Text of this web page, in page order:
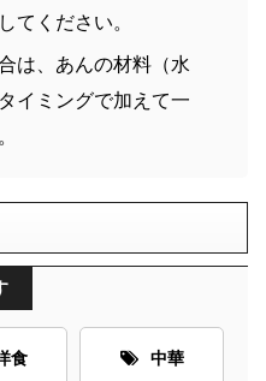
てください。
は、あんの材料（水
イミングで加えて一
食 中華